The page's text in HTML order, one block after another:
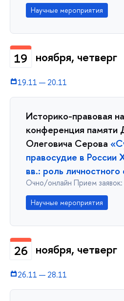
Научные мероприятия
19 ноября, четверг
19.11 — 20.11
Историко-правовая
конференция памяти
Олеговича Серова
правосудие в России
вв.: роль
Очно/онлайн Прием
Научные мероприятия
26 ноября, четверг
26.11 — 28.11